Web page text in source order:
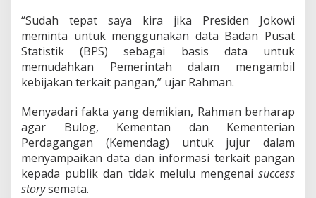
“Sudah tepat saya kira jika Presiden Jokowi
meminta untuk menggunakan data Badan Pusat
Statistik (BPS) sebagai basis data untuk
memudahkan Pemerintah dalam mengambil
kebijakan terkait pangan,” ujar Rahman.
Menyadari fakta yang demikian, Rahman berharap
agar Bulog, Kementan dan Kementerian
Perdagangan (Kemendag) untuk jujur dalam
menyampaikan data dan informasi terkait pangan
kepada publik dan tidak melulu mengenai success
storysemata.